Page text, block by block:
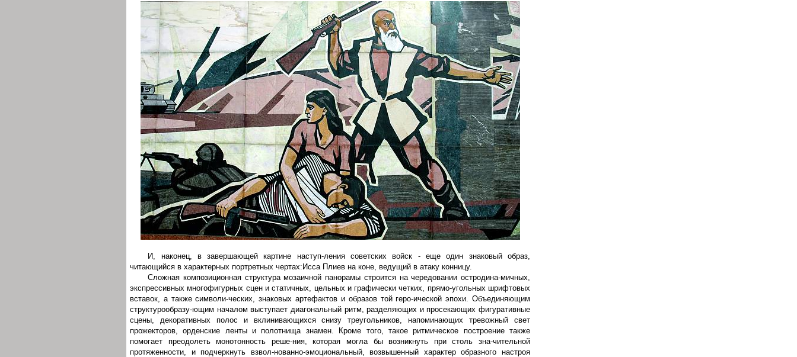
И, наконец, в завершающей картине наступ-ления советских войск - еще один знаковый образ,
читающийся в характерных портретных чертах:Исса Плиев на коне, ведущий в атаку конницу.
Сложная композиционная структура мозаичной панорамы строится на чередовании остродина-мичных,
экспрессивных многофигурных сцен и статичных, цельных и графически четких, прямо-угольных шрифтовых
вставок, а также символи-ческих, знаковых артефактов и образов той геро-ической эпохи. Объединяющим
структурообразу-ющим началом выступает диагональный ритм, разделяющих и просекающих фигуративные
сцены, декоративных полос и вклинивающихся снизу треугольников, напоминающих тревожный свет
прожекторов, орденские ленты и полотнища знамен. Кроме того, такое ритмическое построение также
помогает преодолеть монотонность реше-ния, которая могла бы возникнуть при столь зна-чительной
протяженности, и подчеркнуть взвол-нованно-эмоциональный, возвышенный характер образного настроя